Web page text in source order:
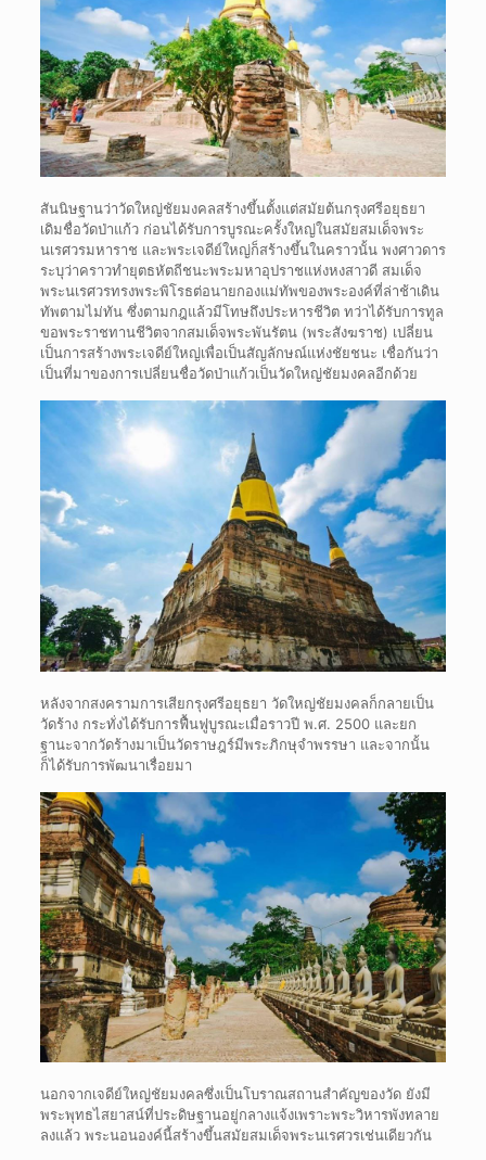
สันนิษฐานว่าวัดใหญ่ชัยมงคลสร้างขึ้นตั้งแต่สมัยต้นกรุงศรีอยุธยา
เดิมชื่อวัดป่าแก้ว ก่อนได้รับการบูรณะครั้งใหญ่ในสมัยสมเด็จพระ
นเรศวรมหาราช และพระเจดีย์ใหญ่ก็สร้างขึ้นในคราวนั้น พงศาวดาร
ระบุว่าคราวทำยุตธหัตถีชนะพระมหาอุปราชแห่งหงสาวดี สมเด็จ
พระนเรศวรทรงพระพิโรธต่อนายกองแม่ทัพของพระองค์ที่ล่าช้าเดิน
ทัพตามไม่ทัน ซึ่งตามกฎแล้วมีโทษถึงประหารชีวิต ทว่าได้รับการทูล
ขอพระราชทานชีวิตจากสมเด็จพระพันรัตน (พระสังฆราช) เปลี่ยน
เป็นการสร้างพระเจดีย์ใหญ่เพื่อเป็นสัญลักษณ์แห่งชัยชนะ เชื่อกันว่า
เป็นที่มาของการเปลี่ยนชื่อวัดป่าแก้วเป็นวัดใหญ่ชัยมงคลอีกด้วย
หลังจากสงครามการเสียกรุงศรีอยุธยา วัดใหญ่ชัยมงคลก็กลายเป็น
วัดร้าง กระทั่งได้รับการฟื้นฟูบูรณะเมื่อราวปี พ.ศ. 2500 และยก
ฐานะจากวัดร้างมาเป็นวัดราษฎร์มีพระภิกษุจำพรรษา และจากนั้น
ก็ได้รับการพัฒนาเรื่อยมา
นอกจากเจดีย์ใหญ่ชัยมงคลซึ่งเป็นโบราณสถานสำคัญของวัด ยังมี
พระพุทธไสยาสน์ที่ประดิษฐานอยู่กลางแจ้งเพราะพระวิหารพังทลาย
ลงแล้ว พระนอนองค์นี้สร้างขึ้นสมัยสมเด็จพระนเรศวรเช่นเดียวกัน